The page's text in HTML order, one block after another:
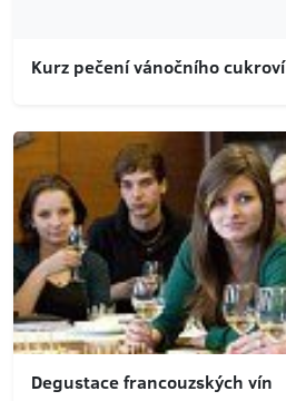
Kurz pečení vánočního cukroví
Degustace francouzských vín